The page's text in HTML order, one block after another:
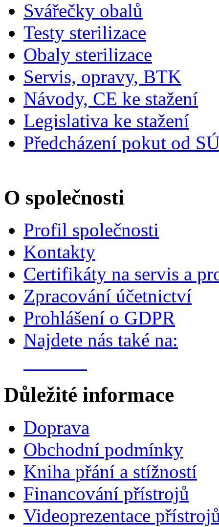
Svářečky obalů
Testy sterilizace
Obaly sterilizace
Servis, opravy, BTK
Návody, CE ke stažení
Legislativa ke stažení
Předcházení pokut od
O společnosti
Profil společnosti
Kontakty
Certifikáty na servis a
Zpracování účetnictví
Prohlášení o GDPR
Najdete nás také na:
Důležité informace
Doprava
Obchodní podmínky
Kniha přání a stížností
Financování přístrojů
Videoprezentace